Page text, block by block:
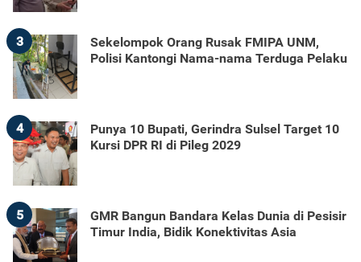
3
Sekelompok Orang Rusak FMIPA UNM,
Polisi Kantongi Nama-nama Terduga Pelaku
4
Punya 10 Bupati, Gerindra Sulsel Target 10
Kursi DPR RI di Pileg 2029
5
GMR Bangun Bandara Kelas Dunia di Pesisir
Timur India, Bidik Konektivitas Asia